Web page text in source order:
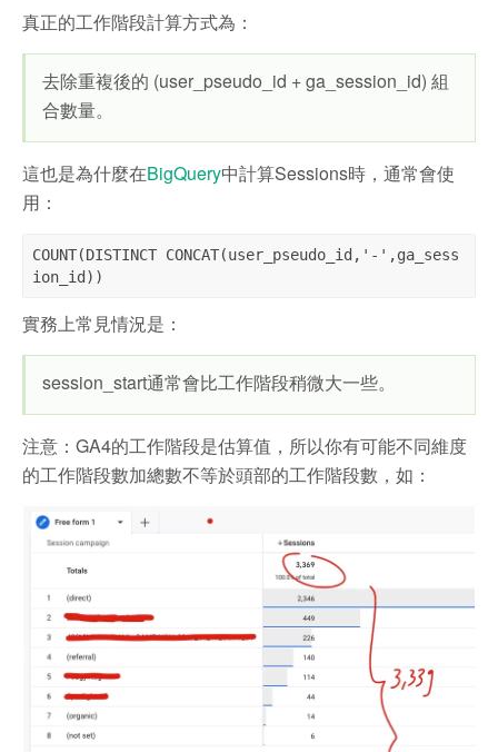
真正的工作階段計算方式為：
去除重複後的 (user_pseudo_id + ga_session_id) 組
合數量。
這也是為什麼在BigQuery中計算Sessions時，通常會使
用：
COUNT(DISTINCT CONCAT(user_pseudo_id,'-',ga_sess
ion_id))
實務上常見情況是：
session_start通常會比工作階段稍微大一些。
注意：GA4的工作階段是估算值，所以你有可能不同維度
的工作階段數加總數不等於頭部的工作階段數，如：